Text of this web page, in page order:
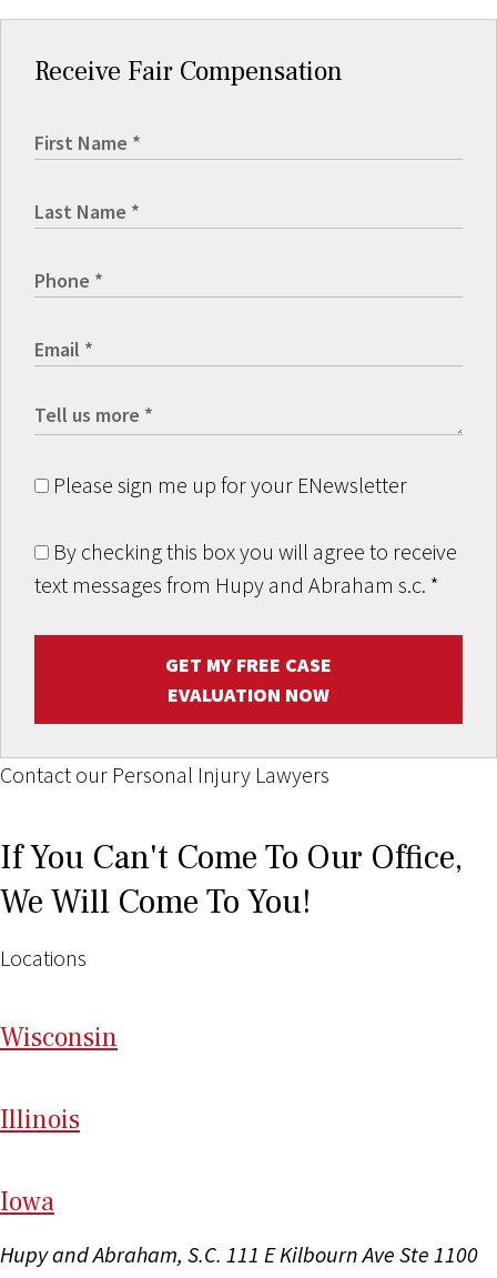
Receive Fair Compensation
Please sign me up for your ENewsletter
By checking this box you will agree to receive
text messages from Hupy and Abraham s.c. *
GET MY FREE CASE
EVALUATION NOW
Contact our Personal Injury Lawyers
If You Can't Come To Our Office,
We Will Come To You!
Locations
Wisconsin
Illinois
Iowa
Hupy and Abraham, S.C. 111 E Kilbourn Ave Ste 1100